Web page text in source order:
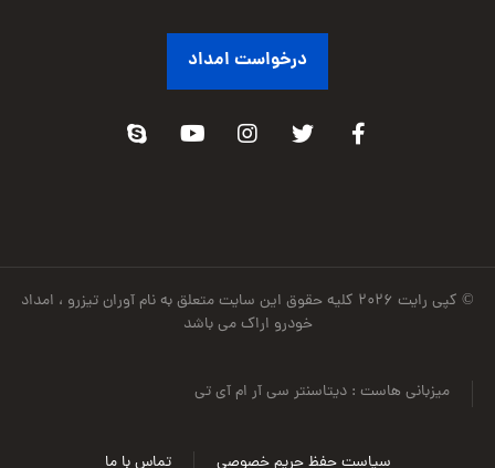
درخواست امداد
© کپی رایت ۲۰۲۶ کلیه حقوق این سایت متعلق به نام آوران تیزرو ، امداد
خودرو اراک می باشد
میزبانی هاست : دیتاسنتر سی آر ام آی تی